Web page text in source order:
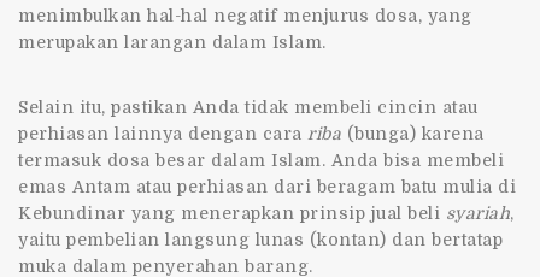
menimbulkan hal-hal negatif menjurus dosa, yang
merupakan larangan dalam Islam.
Selain itu, pastikan Anda tidak membeli cincin atau
perhiasan lainnya dengan cara riba (bunga) karena
termasuk dosa besar dalam Islam. Anda bisa membeli
emas Antam atau perhiasan dari beragam batu mulia di
Kebundinar yang menerapkan prinsip jual beli syariah,
yaitu pembelian langsung lunas (kontan) dan bertatap
muka dalam penyerahan barang.